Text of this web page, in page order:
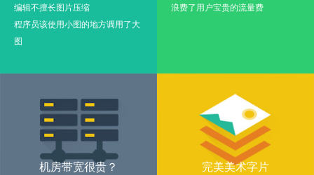
编辑不擅长图片压缩
程序员该使用小图的地方调用了大
图
浪费了用户宝贵的流量费
机房带宽很贵？ 完美美术字片